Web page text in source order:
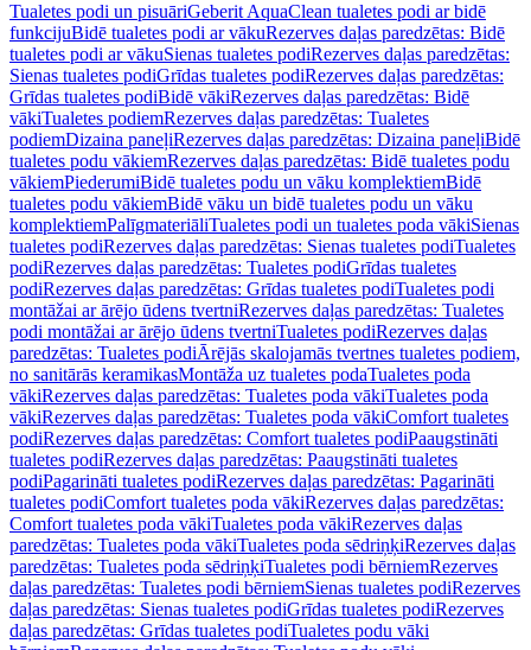
Tualetes podi un pisuāriGeberit AquaClean tualetes podi ar bidē
funkcijuBidē tualetes podi ar vākuRezerves daļas paredzētas: Bidē
tualetes podi ar vākuSienas tualetes podiRezerves daļas paredzētas:
Sienas tualetes podiGrīdas tualetes podiRezerves daļas paredzētas:
Grīdas tualetes podiBidē vākiRezerves daļas paredzētas: Bidē
vākiTualetes podiemRezerves daļas paredzētas: Tualetes
podiemDizaina paneļiRezerves daļas paredzētas: Dizaina paneļiBidē
tualetes podu vākiemRezerves daļas paredzētas: Bidē tualetes podu
vākiemPiederumiBidē tualetes podu un vāku komplektiemBidē
tualetes podu vākiemBidē vāku un bidē tualetes podu un vāku
komplektiemPalīgmateriāliTualetes podi un tualetes poda vākiSienas
tualetes podiRezerves daļas paredzētas: Sienas tualetes podiTualetes
podiRezerves daļas paredzētas: Tualetes podiGrīdas tualetes
podiRezerves daļas paredzētas: Grīdas tualetes podiTualetes podi
montāžai ar ārējo ūdens tvertniRezerves daļas paredzētas: Tualetes
podi montāžai ar ārējo ūdens tvertniTualetes podiRezerves daļas
paredzētas: Tualetes podiĀrējās skalojamās tvertnes tualetes podiem,
no sanitārās keramikasMontāža uz tualetes podaTualetes poda
vākiRezerves daļas paredzētas: Tualetes poda vākiTualetes poda
vākiRezerves daļas paredzētas: Tualetes poda vākiComfort tualetes
podiRezerves daļas paredzētas: Comfort tualetes podiPaaugstināti
tualetes podiRezerves daļas paredzētas: Paaugstināti tualetes
podiPagarināti tualetes podiRezerves daļas paredzētas: Pagarināti
tualetes podiComfort tualetes poda vākiRezerves daļas paredzētas:
Comfort tualetes poda vākiTualetes poda vākiRezerves daļas
paredzētas: Tualetes poda vākiTualetes poda sēdriņķiRezerves daļas
paredzētas: Tualetes poda sēdriņķiTualetes podi bērniemRezerves
daļas paredzētas: Tualetes podi bērniemSienas tualetes podiRezerves
daļas paredzētas: Sienas tualetes podiGrīdas tualetes podiRezerves
daļas paredzētas: Grīdas tualetes podiTualetes podu vāki